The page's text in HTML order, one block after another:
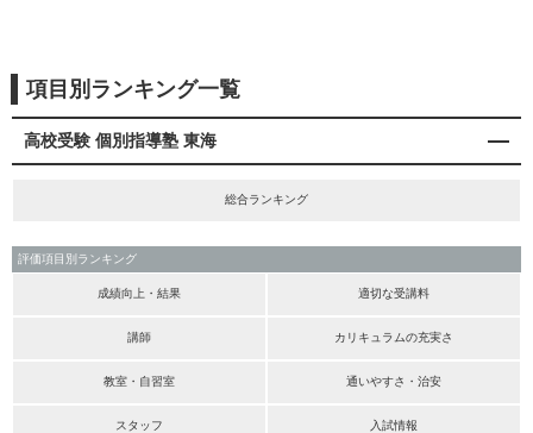
項目別ランキング一覧
高校受験 個別指導塾 東海
総合ランキング
評価項目別ランキング
成績向上・結果 適切な受講料
講師 カリキュラムの充実さ
教室・自習室 通いやすさ・治安
スタッフ 入試情報